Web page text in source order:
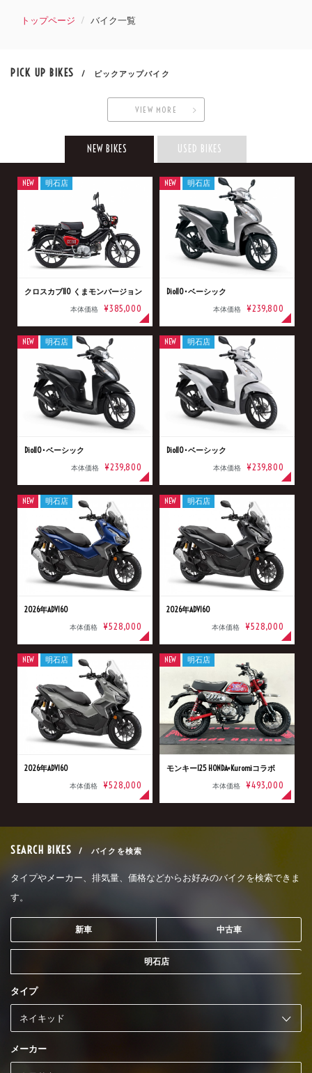
トップページ バイク一覧
PICK UP BIKES / ピックアップバイク
VIEW MORE
NEW BIKES USED BIKES
クロスカブ110 くまモンバージョン
本体価格 ¥385,000
NEW 明石店
Dio110･ベーシック
本体価格 ¥239,800
NEW 明石店
Dio110･ベーシック
本体価格 ¥239,800
NEW 明石店
Dio110･ベーシック
本体価格 ¥239,800
NEW 明石店
2026年ADV160
本体価格 ¥528,000
NEW 明石店
2026年ADV160
本体価格 ¥528,000
NEW 明石店
2026年ADV160
本体価格 ¥528,000
NEW 明石店
モンキー125 HONDA×Kuromiコラボ
本体価格 ¥493,000
NEW 明石店
SEARCH BIKES / バイクを検索
タイプやメーカー、排気量、価格などからお好みのバイクを検索できま
す。
新車 中古車
明石店
タイプ
メーカー